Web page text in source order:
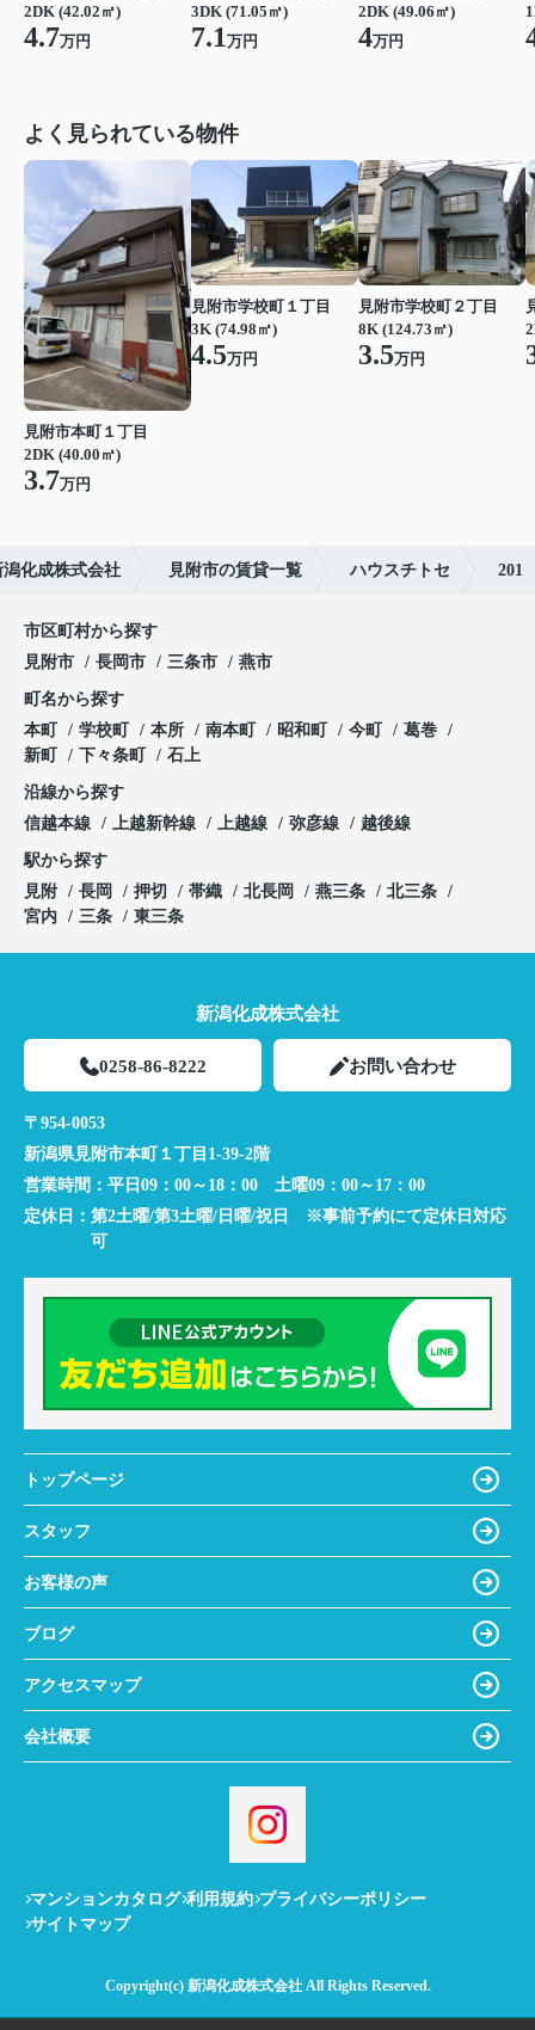
2DK (42.02㎡)
4.7万円
3DK (71.05㎡)
7.1万円
2DK (49.06㎡)
4万円
よく見られている物件
見附市本町１丁目
2DK (40.00㎡)
3.7万円
見附市学校町１丁目
3K (74.98㎡)
4.5万円
見附市学校町２丁目
8K (124.73㎡)
3.5万円
化成株式会社 見附市の賃貸一覧 ハウスチトセ 201
市区町村から探す
見附市
長岡市 三条市 燕市
町名から探す
本町
学校町 本所 南本町 昭和町 今町
葛巻
新町
下々条町 石上
沿線から探す
信越本線
上越新幹線 上越線 弥彦線 越後線
駅から探す
見附
長岡 押切 帯織 北長岡 燕三条
北三条
宮内
三条 東三条
新潟化成株式会社
0258-86-8222 お問い合わせ
〒954-0053
新潟県見附市本町１丁目1-39-2階
営業時間： 平日09：00～18：00 土曜09：00～17：00
定休日： 第2土曜/第3土曜/日曜/祝日 ※事前予約にて定休日対応
可
トップページ
スタッフ
お客様の声
ブログ
アクセスマップ
会社概要
マンションカタログ 利用規約 プライバシーポリシー
サイトマップ
Copyright(c) 新潟化成株式会社 All Rights Reserved.